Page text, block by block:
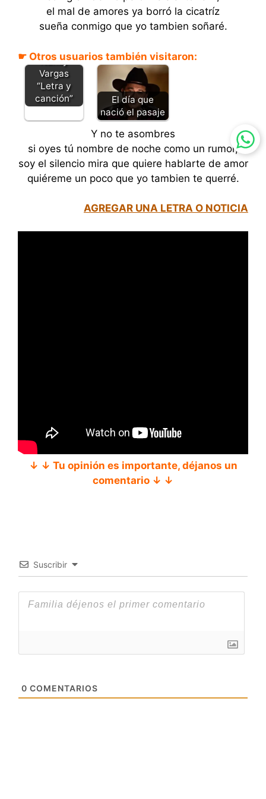
el mal de amores ya borró la cicatríz
sueña conmigo que yo tambien soñaré.
☛ Otros usuarios también visitaron:
Dime porque
Nancy
Vargas
“Letra y
canción”
El día que
nació el pasaje
Y no te asombres
si oyes tú nombre de noche como un rumor,
soy el silencio mira que quiere hablarte de amor
quiéreme un poco que yo tambien te querré.
AGREGAR UNA LETRA O NOTICIA
↓ ↓ Tu opinión es importante, déjanos un
comentario ↓ ↓
Suscribir
0 COMENTARIOS